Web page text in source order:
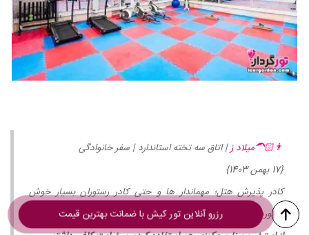
👨🏻‍🦱میلاد ز| اتاق سه تخته استاندارد | سفر خانوادگی
{17 بهمن 1403}
کادر پذیرش هتل؛ مهماندار ها و حتی کادر رستوران بسیار خوش
برخورد و در حد عالیرزرو آنلاین تور کیش با ضمانت بهترین قیمت